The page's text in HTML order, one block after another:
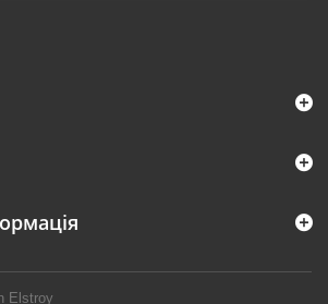
Elstroy